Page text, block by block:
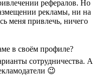
рефералов. Но
рекламы, ни на
меня привлечь, ничего
в своём профиле?
сотрудничества. А
😉